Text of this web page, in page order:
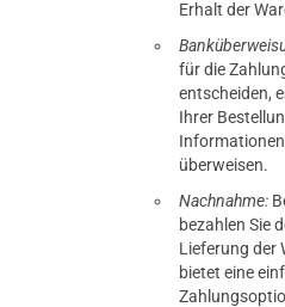
Erhalt der
für die
entscheiden,
Ihrer
überweisen.
Nachnahme:
bezahlen Sie
Lieferung der
bietet eine